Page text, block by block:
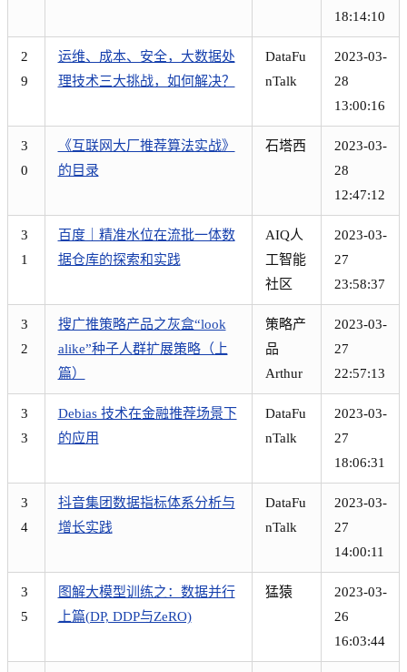
18:14:10
2
9
运维、成本、安全，大数据处
理技术三大挑战，如何解决？
DataFu
nTalk
2023-03-
28
13:00:16
3
0
《互联网大厂推荐算法实战》
的目录
石塔西
2023-03-
28
12:47:12
3
1
百度｜精准水位在流批一体数
据仓库的探索和实践
AIQ人
工智能
社区
2023-03-
27
23:58:37
3
2
搜广推策略产品之灰盒“look
alike”种子人群扩展策略（上
篇）
策略产
品
Arthur
2023-03-
27
22:57:13
3
3
Debias 技术在金融推荐场景下
的应用
DataFu
nTalk
2023-03-
27
18:06:31
3
4
抖音集团数据指标体系分析与
增长实践
DataFu
nTalk
2023-03-
27
14:00:11
3
5
图解大模型训练之：数据并行
上篇(DP, DDP与ZeRO)
猛猿
2023-03-
26
16:03:44